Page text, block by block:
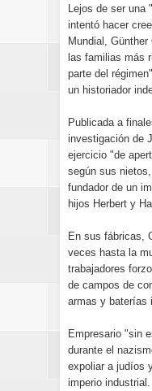
Lejos de ser
intentó hacer
Mundial,
las familias más
parte del
un historiador
Publicada a
investigación de
ejercicio "de
según sus
fundador de un
hijos Herbert y
En sus fábricas,
veces hasta la
trabajadores
de campos de
armas y baterías
Empresario "sin
durante el
expoliar a judíos
imperio industrial.